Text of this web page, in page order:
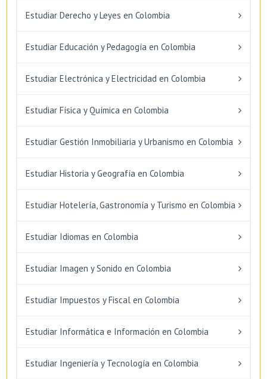
Estudiar Derecho y Leyes en Colombia
Estudiar Educación y Pedagogía en Colombia
Estudiar Electrónica y Electricidad en Colombia
Estudiar Física y Química en Colombia
Estudiar Gestión Inmobiliaria y Urbanismo en Colombia
Estudiar Historia y Geografía en Colombia
Estudiar Hotelería, Gastronomía y Turismo en Colombia
Estudiar Idiomas en Colombia
Estudiar Imagen y Sonido en Colombia
Estudiar Impuestos y Fiscal en Colombia
Estudiar Informática e Información en Colombia
Estudiar Ingeniería y Tecnología en Colombia